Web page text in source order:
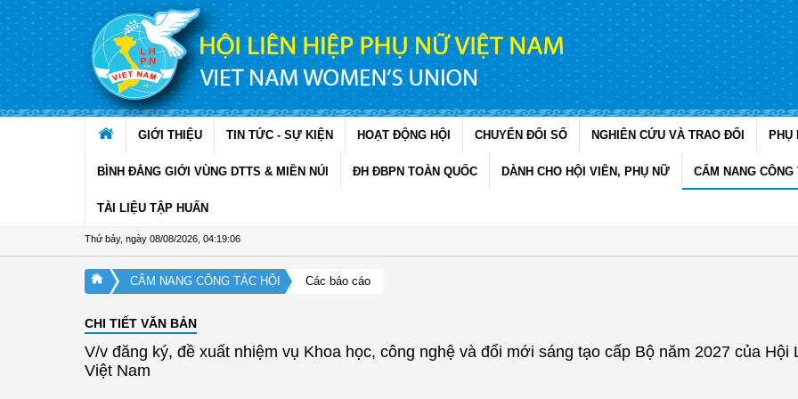
Truy cập nội dung luôn
GIỚI THIỆU TIN TỨC - SỰ KIỆN HOẠT ĐỘNG HỘI CHUYỂN ĐỔI SỐ NGHIÊN CỨU VÀ TRAO ĐỔI PHỤ
BÌNH ĐẲNG GIỚI VÙNG DTTS & MIỀN NÚI ĐH ĐBPN TOÀN QUỐC DÀNH CHO HỘI VIÊN, PHỤ NỮ CẨM NANG CÔNG
TÀI LIỆU TẬP HUẤN
Thứ bảy, ngày 08/08/2026 04:19:07
CẨM NANG CÔNG TÁC HỘI Các báo cáo
CHI TIẾT VĂN BẢN
V/v đăng ký, đề xuất nhiệm vụ Khoa học, công nghệ và đổi mới sáng tạo cấp Bộ năm 2027 của Hội
Việt Nam